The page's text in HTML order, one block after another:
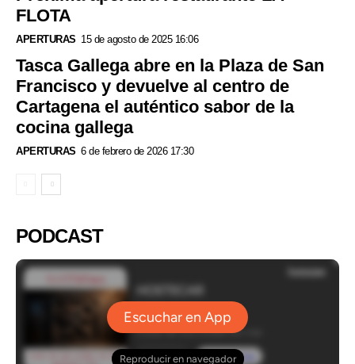
FLOTA
APERTURAS 15 de agosto de 2025 16:06
Tasca Gallega abre en la Plaza de San
Francisco y devuelve al centro de
Cartagena el auténtico sabor de la
cocina gallega
APERTURAS 6 de febrero de 2026 17:30
PODCAST